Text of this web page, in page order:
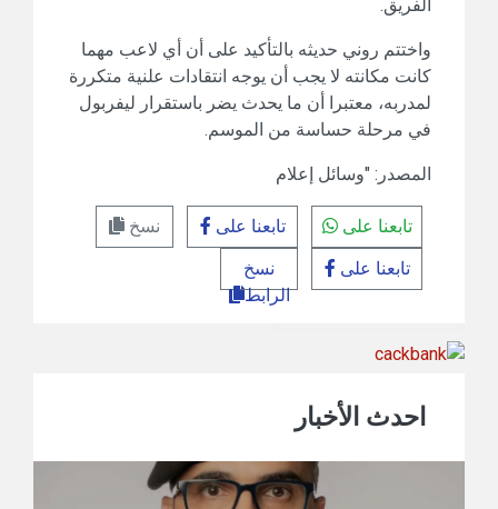
الفريق.
واختتم روني حديثه بالتأكيد على أن أي لاعب مهما
كانت مكانته لا يجب أن يوجه انتقادات علنية متكررة
لمدربه، معتبرا أن ما يحدث يضر باستقرار ليفربول
في مرحلة حساسة من الموسم.
المصدر: "وسائل إعلام
تابعنا على تابعنا على
نسخ
تابعنا على
نسخ
الرابط
احدث الأخبار